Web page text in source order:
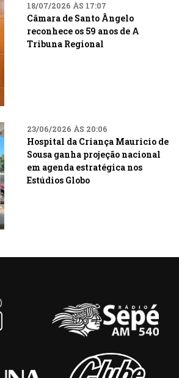
18/07/2026 ÀS 17:07
Câmara de Santo Ângelo
reconhece os 59 anos de A
Tribuna Regional
23/06/2026 ÀS 20:06
Hospital da Criança Mauricio de
Sousa ganha projeção nacional
em agenda estratégica nos
Estúdios Globo